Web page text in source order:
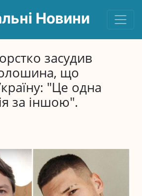
Новини
засудив
що
"Це одна
за іншою".